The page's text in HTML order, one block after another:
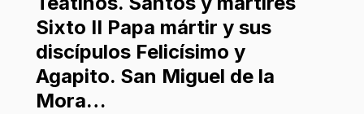
Sixto II Papa mártir y sus
discípulos Felicísimo y
Agapito. San Miguel de la
Mora…